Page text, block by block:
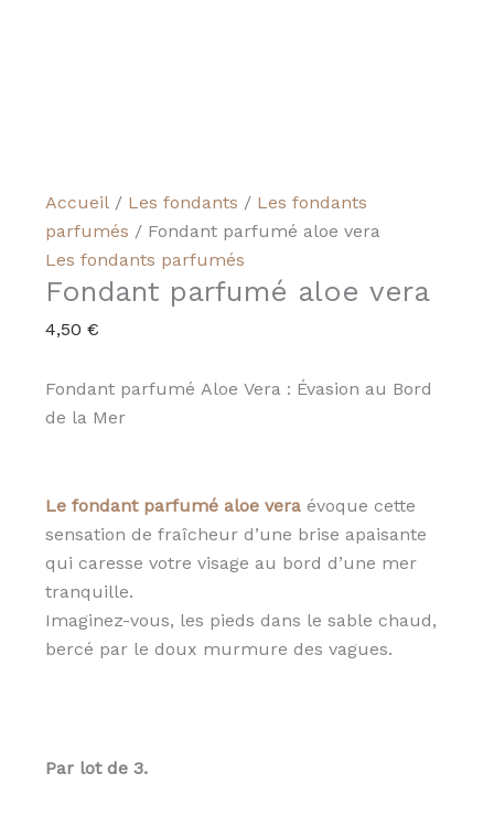
Accueil/ Les fondants / Les fondants
parfumés / Fondant parfumé aloe vera
Les fondants parfumés
Fondant parfumé aloe vera
4,50 €
Fondant parfumé Aloe Vera : Évasion au Bord
de la Mer
Le fondant parfumé aloe veraévoque cette
sensation de fraîcheur d’une brise apaisante
qui caresse votre visage au bord d’une mer
tranquille.
Imaginez-vous, les pieds dans le sable chaud,
bercé par le doux murmure des vagues.
Par lot de 3.